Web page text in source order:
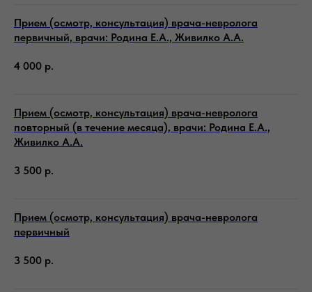
Прием (осмотр, консультация) врача-невролога
первичный, врачи: Родина Е.А., Живилко А.А.
4 000 р.
Прием (осмотр, консультация) врача-невролога
повторный (в течение месяца), врачи: Родина Е.А.,
Живилко А.А.
3 500 р.
Прием (осмотр, консультация) врача-невролога
первичный
3 500 р.